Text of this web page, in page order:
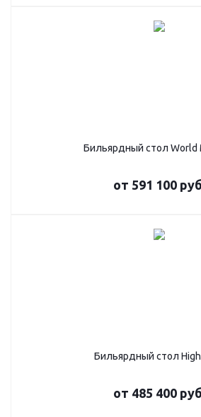
Бильярдный стол World
от 591 100
Бильярдный стол
от 485 400